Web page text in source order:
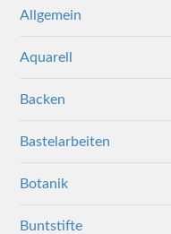
Allgemein
Aquarell
Backen
Bastelarbeiten
Botanik
Buntstifte